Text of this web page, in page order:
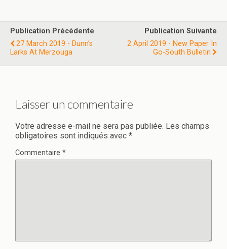
Publication Précédente
27 March 2019 - Dunn’s
Larks At Merzouga
Publication Suivante
2 April 2019 - New Paper In
Go-South Bulletin
Laisser un commentaire
Votre adresse e-mail ne sera pas publiée. Les champs
obligatoires sont indiqués avec *
Commentaire *